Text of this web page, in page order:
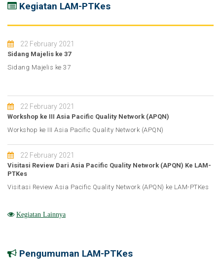
Kegiatan LAM-PTKes
22 February 2021
Sidang Majelis ke 37
Sidang Majelis ke 37
22 February 2021
Workshop ke III Asia Pacific Quality Network (APQN)
Workshop ke III Asia Pacific Quality Network (APQN)
22 February 2021
Visitasi Review Dari Asia Pacific Quality Network (APQN) Ke LAM-
PTKes
Visitasi Review Asia Pacific Quality Network (APQN) ke LAM-PTKes
Kegiatan Lainnya
Pengumuman LAM-PTKes